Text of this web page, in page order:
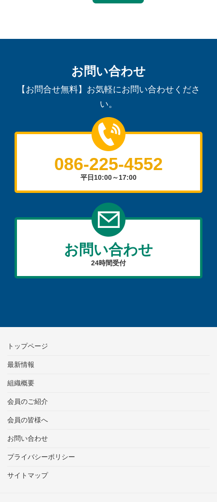
お問い合わせ
【お問合せ無料】お気軽にお問い合わせくださ
い。
086-225-4552
平日10:00～17:00
お問い合わせ
24時間受付
トップページ
最新情報
組織概要
会員のご紹介
会員の皆様へ
お問い合わせ
プライバシーポリシー
サイトマップ